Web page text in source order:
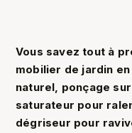
Vous savez tout à
mobilier de jardin
naturel, ponçage
saturateur pour
dégriseur pour